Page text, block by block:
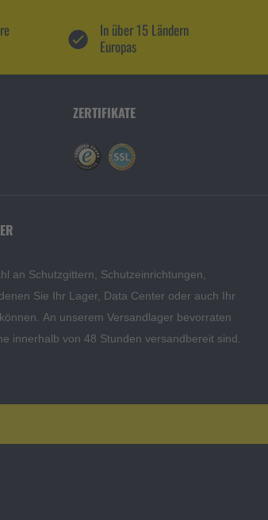
In über 15 Ländern
Europas
ZERTIFIKATE
an Schutzgittern, Schutzeinrichtungen,
Sie Ihr Lager, Data Center oder auch Ihr
An unserem Versandlager bevorraten
innerhalb von 48 Stunden versandbereit sind.